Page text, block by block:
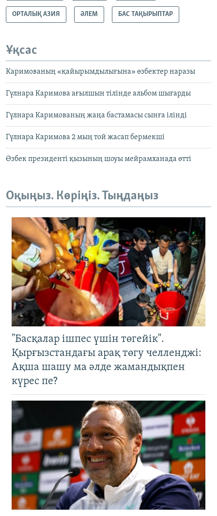
ОРТАЛЫҚ АЗИЯ ӘЛЕМ БАС ТАҚЫРЫПТАР
Ұқсас
Каримованың «қайырымдылығына» өзбектер наразы
Гүлнара Каримова ағылшын тілінде альбом шығарды
Гүлнара Каримованың жаңа бастамасы сынға ілінді
Гүлнара Каримова 2 мың той жасап бермекші
Өзбек президенті қызының шоуы мейрамханада өтті
Оқыңыз. Көріңіз. Тыңдаңыз
"Басқалар ішпес үшін төгейік".
Қырғызстандағы арақ төгу челленджі:
Ақша шашу ма әлде жамандықпен
күрес пе?